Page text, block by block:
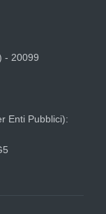
- 20099
Enti Pubblici):